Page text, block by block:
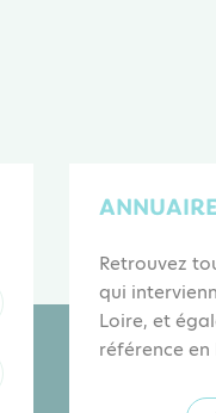
Retrouvez
qui
Loire, et
référence en